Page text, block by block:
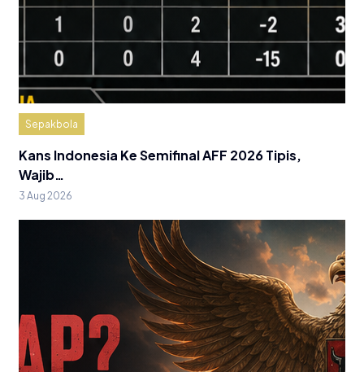
Sepakbola
Kans Indonesia Ke Semifinal AFF 2026 Tipis,
Wajib…
3 Aug 2026